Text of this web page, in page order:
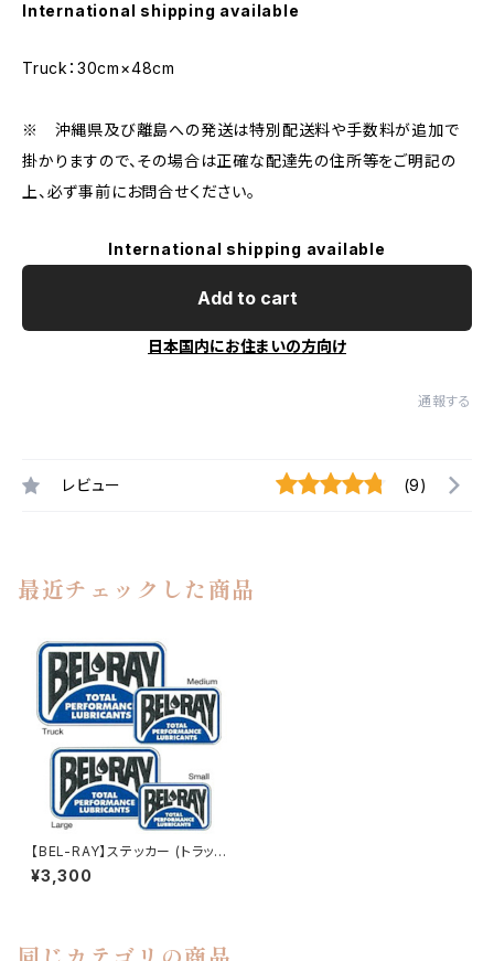
International shipping available
Truck：30cm×48cm
※ 沖縄県及び離島への発送は特別配送料や手数料が追加で
掛かりますので、その場合は正確な配達先の住所等をご明記の
上、必ず事前にお問合せください。
International shipping available
Add to cart
日本国内にお住まいの方向け
通報する
レビュー (9)
最近チェックした商品
【BEL-RAY】ステッカー (トラッ
ク) Decals Truck【ベルレイ】
¥3,300